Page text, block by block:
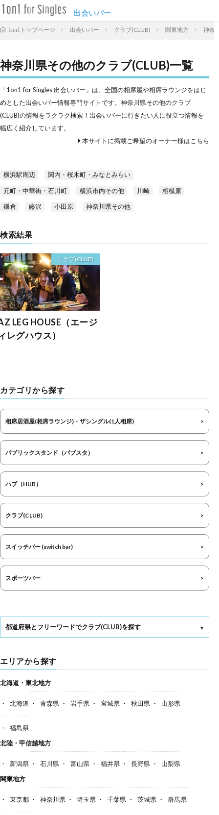
出会いバー
1on1トップページ 出会いバー クラブ(CLUB) 関東地方 神奈
神奈川県その他のクラブ(CLUB)一覧
「1on1 for Singles 出会いバー」は、全国の相席屋や相席ラウンジをはじ
めとした出会いバー情報専門サイトです。神奈川県その他のクラブ
(CLUB)の情報をラクラク検索！出会いバーに行きたい人に役立つ情報を
幅広く紹介しています。
本サイトに掲載ご希望のオーナー様はこちら
横浜駅周辺 関内・桜木町・みなとみらい
元町・中華街・石川町 横浜市内その他 川崎 相模原
鎌倉 藤沢 小田原 神奈川県その他
検索結果
クラブ(CLUB)
LEG HOUSE（エージ
レグハウス）
カテゴリから探す
相席居酒屋(相席ラウンジ)・ザシングル(1人相席)
パブリックスタンド（パブスタ）
ハブ（HUB）
クラブ(CLUB)
スイッチバー (switch bar)
スポーツバー
都道府県とフリーワードでクラブ(CLUB)を探す
エリアから探す
北海道・東北地方
北海道 青森県 岩手県 宮城県 秋田県 山形県
福島県
北陸・甲信越地方
新潟県 石川県 富山県 福井県 長野県
山梨県
関東地方
東京都 神奈川県 埼玉県 千葉県 茨城県 群馬県